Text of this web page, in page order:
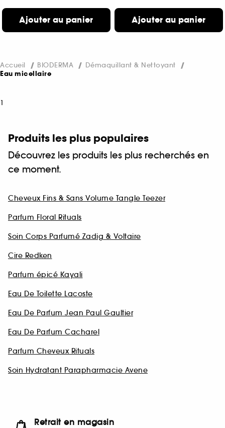
Ajouter au panier Ajouter au panier
Accueil BIODERMA Démaquillant & Nettoyant
Eau micellaire
1
Produits les plus populaires
Découvrez les produits les plus recherchés en
ce moment.
Cheveux Fins & Sans Volume Tangle Teezer
Parfum Floral Rituals
Soin Corps Parfumé Zadig & Voltaire
Cire Redken
Parfum épicé Kayali
Eau De Toilette Lacoste
Eau De Parfum Jean Paul Gaultier
Eau De Parfum Cacharel
Parfum Cheveux Rituals
Soin Hydratant Parapharmacie Avene
Retrait en magasin